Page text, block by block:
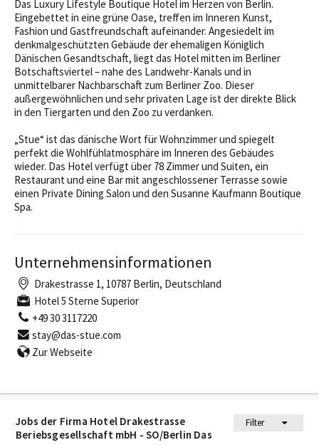
Jobs der Firma Hotel Drakestrasse
Beriebsgesellschaft mbH - SO/Berlin Das
Filter
Das Luxury Lifestyle Boutique Hotel im Herzen von Berlin.
Eingebettet in eine grüne Oase, treffen im Inneren Kunst,
Fashion und Gastfreundschaft aufeinander. Angesiedelt im
denkmalgeschützten Gebäude der ehemaligen Königlich
Dänischen Gesandtschaft, liegt das Hotel mitten im Berliner
Botschaftsviertel – nahe des Landwehr-Kanals und in
unmittelbarer Nachbarschaft zum Berliner Zoo. Dieser
außergewöhnlichen und sehr privaten Lage ist der direkte Blick
in den Tiergarten und den Zoo zu verdanken.
„Stue“ ist das dänische Wort für Wohnzimmer und spiegelt
perfekt die Wohlfühlatmosphäre im Inneren des Gebäudes
wieder. Das Hotel verfügt über 78 Zimmer und Suiten, ein
Restaurant und eine Bar mit angeschlossener Terrasse sowie
einen Private Dining Salon und den Susanne Kaufmann Boutique
Spa.
Unternehmensinformationen
Drakestrasse 1, 10787 Berlin, Deutschland
Hotel 5 Sterne Superior
+49 30 3117220
stay@das-stue.com
Zur Webseite